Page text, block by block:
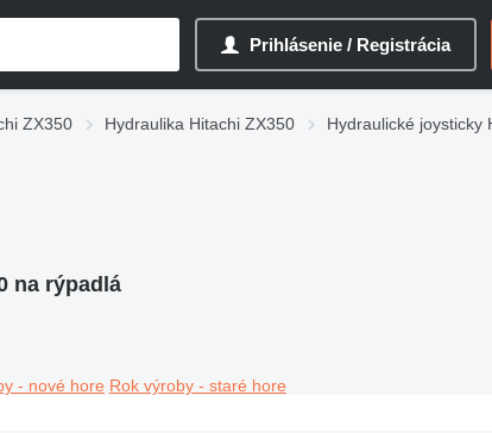
Prihlásenie / Registrácia
ZX350 Hydraulika Hitachi ZX350
Hydraulické joysticky
na rýpadlá
- nové hore Rok výroby - staré hore